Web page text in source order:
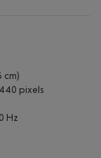
cm)
pixels
Hz